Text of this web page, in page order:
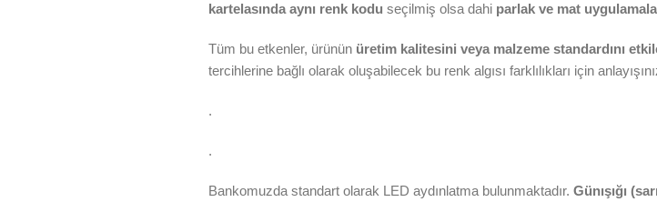
kartelasında aynı renk kodu seçilmiş olsa dahi parlak ve mat
Tüm bu etkenler, ürünün üretim kalitesini veya malzeme standardını
tercihlerine bağlı olarak oluşabilecek bu renk algısı farklılıkları için
.
.
Bankomuzda standart olarak LED aydınlatma bulunmaktadır. Günışığı